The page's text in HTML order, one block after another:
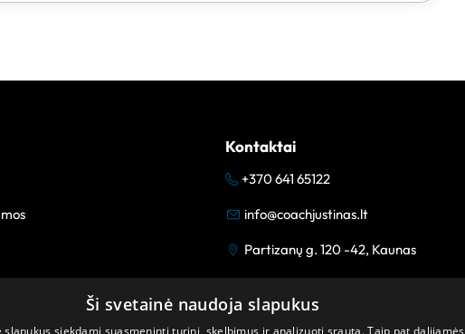
Kontaktai
+370 641 65122
info@coachjustinas.lt
Partizanų g. 120 -42, Kaunas
Ši svetainė naudoja slapukus
slapukus siekdami suasmeninti turinį, skelbimus ir analizuoti srautą. Taip pat dalijamės